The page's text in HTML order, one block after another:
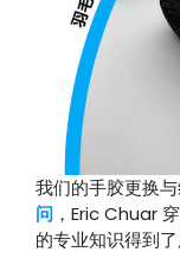
我们的手胶更换
问 ，Eric Chuar
的专业知识得到了